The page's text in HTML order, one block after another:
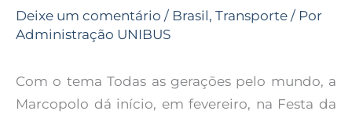
Deixe um comentário / Brasil, Transporte / Por
Administração UNIBUS
Com o tema Todas as gerações pelo mundo, a
Marcopolo dá início, em fevereiro, na Festa da